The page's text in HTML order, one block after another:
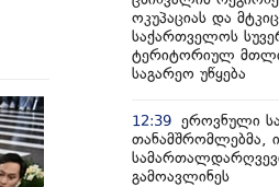
ოკუპაციას და
საქართველოს
ტერიტორიულ
საგარეო უწყება
12:39 ეროვნული
თანამშრომლებმა,
გამოავლინეს